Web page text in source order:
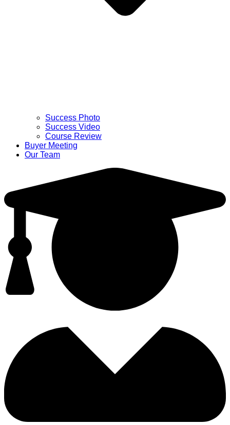
Success Photo
Success Video
Course Review
Buyer Meeting
Our Team